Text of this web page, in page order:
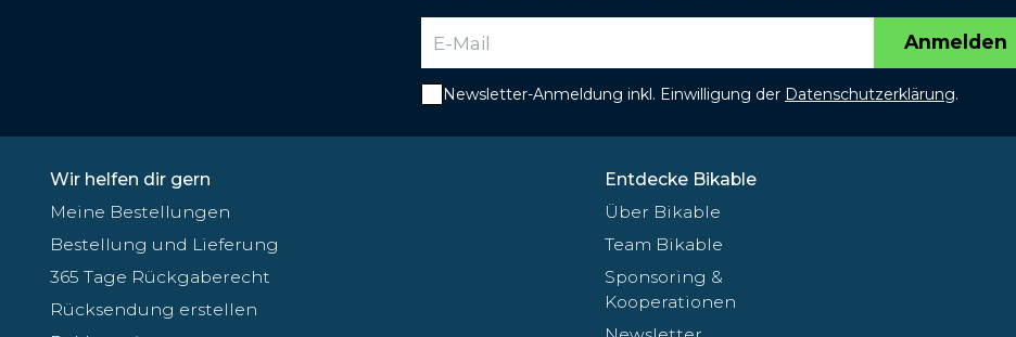
Anmelden
Newsletter-Anmeldung inkl. Einwilligung der Datenschutzerklärung.
Wir helfen dir gern
Meine Bestellungen
Bestellung und Lieferung
365 Tage Rückgaberecht
Rücksendung erstellen
Entdecke Bikable
Über Bikable
Team Bikable
Sponsoring &
Kooperationen